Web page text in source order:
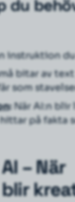
du
instruktion
bitar av
som
:När AI:n blir
på fakta
– När